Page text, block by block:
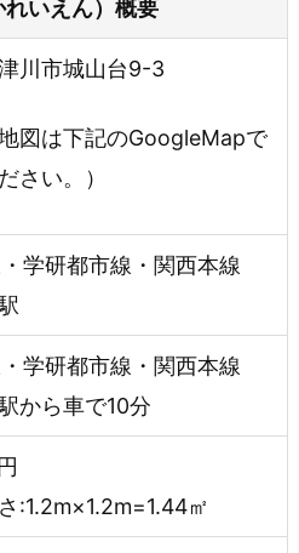
れいえん）概要
川市城山台9-3
地図は下記のGoogleMapで
さい。）
学研都市線・関西本線
学研都市線・関西本線
から車で10分
:1.2m×1.2m=1.44㎡